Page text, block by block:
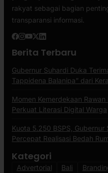
rakyat sebagai bagian
transparansi informasi.
Berita Terbaru
Gubernur Suhardi Duka
Tappidena Balanipa” dari
Momen Kemerdekaan
Perkuat Literasi Digital Warga
Kuota 5.250 BSPS,
Percepat Realisasi Bedah
Kategori
Advertorial Bali